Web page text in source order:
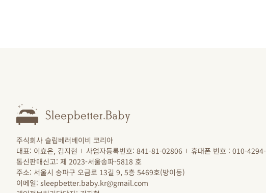
주식회사 슬립베러베이비 코리아
대표: 이효은, 김지현
사업자등록번호: 841-81-02806
휴대폰 번호 : 010-
통신판매신고: 제 2023-서울송파-5818 호
주소: 서울시 송파구 오금로 13길 9, 5층 5469호(방이동)
이메일: sleepbetter.baby.kr@gmail.com